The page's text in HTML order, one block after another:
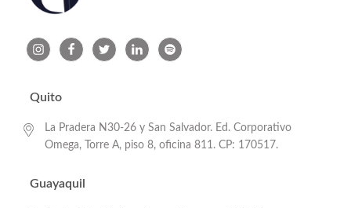
Quito
La Pradera N30-26 y San Salvador. Ed. Corporativo
Omega, Torre A, piso 8, oficina 811. CP: 170517.
Guayaquil